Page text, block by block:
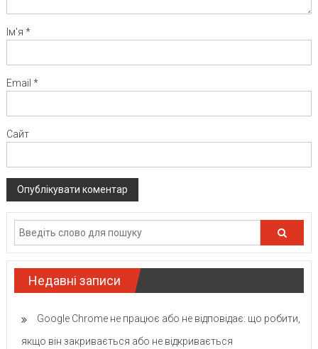
Ім'я *
Email *
Сайт
Недавні записи
Google Chrome не працює або не відповідає: що робити,
якщо він закривається або не відкривається